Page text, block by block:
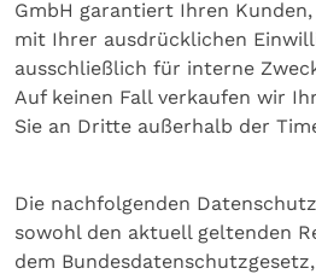
GmbH garantiert Ihren
mit Ihrer ausdrücklichen
ausschließlich für interne
Auf keinen Fall verkaufen wir
Sie an Dritte außerhalb der
Die nachfolgenden
sowohl den aktuell geltenden
dem